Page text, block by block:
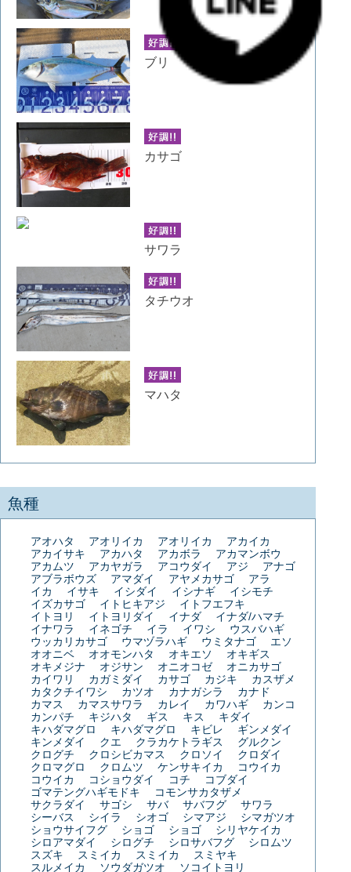
ブリ
カサゴ
サワラ
タチウオ
マハタ
魚種
アオハタ アオリイカ アオリイカ
アカイカ
アカイサキ
アカハタ アカボラ
アカマンボウ
アカムツ
アカヤガラ アコウダイ アジ
アナゴ
アブラボウズ
アマダイ アヤメカサゴ
アラ
イカ
イサキ イシダイ イシナギ
イシモチ
イズカサゴ
イトヒキアジ
イトフエフキ
イトヨリ
イトヨリダイ イナダ
イナダ/ハマチ
イナワラ
イネゴチ イラ イワシ
ウスバハギ
ウッカリカサゴ
ウマヅラハギ ウミタナゴ
エソ
オオニベ
オオモンハタ オキエソ
オキギス
オキメジナ
オジサン オニオコゼ
オニカサゴ
カイワリ
カガミダイ カサゴ カジキ
カスザメ
カタクチイワシ
カツオ カナガシラ
カナド
カマス
カマスサワラ カレイ カワハギ
カンコ
カンパチ
キジハタ ギス キス
キダイ
キハダマグロ
キハダマグロ キビレ
ギンメダイ
キンメダイ
クエ クラカケトラギス
グルクン
クログチ
クロシビカマス クロソイ
クロダイ
クロマグロ
クロムツ ケンサキイカ
コウイカ
コウイカ
コショウダイ コチ
コブダイ
ゴマテングハギモドキ
コモンサカタザメ
サクラダイ
サゴシ サバ サバフグ
サワラ
シーバス
シイラ シオゴ シマアジ
シマガツオ
ショウサイフグ
ショゴ ショゴ
シリヤケイカ
シロアマダイ
シログチ シロサバフグ
シロムツ
スズキ
スミイカ スミイカ
スミヤキ
スルメイカ
ソウダガツオ
ソコイトヨリ